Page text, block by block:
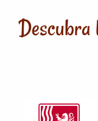
Descubra